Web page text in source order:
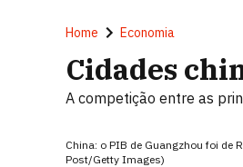
Home Economia
Cidades
A competição entre as
China: o PIB de Guangzhou foi de
Post/Getty Images)